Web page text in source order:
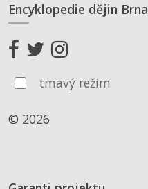
Encyklopedie dějin Brna
tmavý režim
© 2026